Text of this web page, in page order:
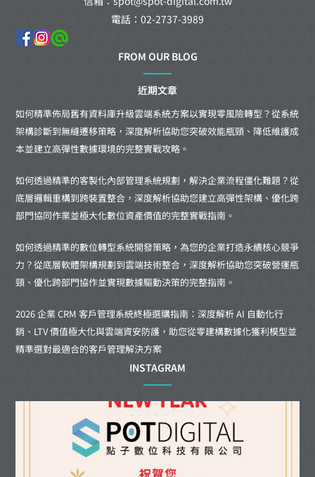
電話：02-2737-3989
FROM OUR BLOG
近期文章
如何精準佈局舊有資料庫升級雲端系統方案以實現零風險轉型？從系統
架構診斷到無縫遷移策略，深度解析協助您突破效能瓶頸、降低維護成
本並建立高彈性數據環境的完整實戰攻略。
如何透過精準的客製化內部管理系統規劃，解決企業流程僵化難題？從
底層邏輯重構到跨裝置整合，深度解析協助您建立高彈性架構、優化跨
部門協同作業並極大化數位資產價值的完整實戰指南。
如何透過精準的數位轉型系統開發策略，為您的企業打造永續核心競爭
力？從底層軟體架構規劃到雲端技術整合，深度解析協助您突破營運瓶
頸、優化跨部門協作並實現數據驅動決策的完整指南。
2026 企業 CRM 客戶管理系統終極選購指南：深度解析 AI 自動化行
銷、LTV 價值極大化與雲端資安防護，助您從零建構數據化獲利模型並
精準選對最適合的客戶管理解決方案
INSTAGRAM